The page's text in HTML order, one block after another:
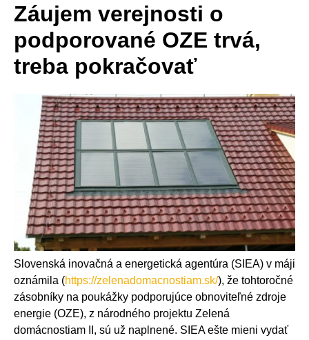
Záujem verejnosti o
podporované OZE trvá,
treba pokračovať
Slovenská inovačná a energetická agentúra (SIEA) v máji
oznámila (https://zelenadomacnostiam.sk/), že tohtoročné
zásobníky na poukážky podporujúce obnoviteľné zdroje
energie (OZE), z národného projektu Zelená
domácnostiam II, sú už naplnené. SIEA ešte mieni vydať